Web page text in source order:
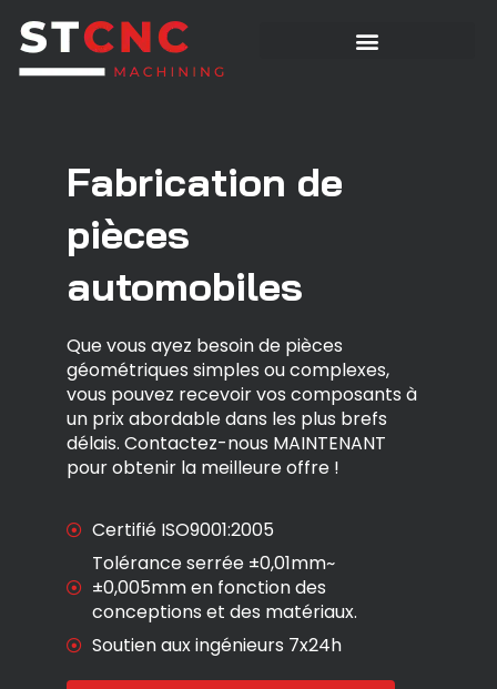
Fabrication de
pièces
automobiles
Que vous ayez besoin de pièces
géométriques simples ou complexes,
vous pouvez recevoir vos composants à
un prix abordable dans les plus brefs
délais. Contactez-nous MAINTENANT
pour obtenir la meilleure offre !
Certifié ISO9001:2005
Tolérance serrée ±0,01mm~
±0,005mm en fonction des
conceptions et des matériaux.
Soutien aux ingénieurs 7x24h